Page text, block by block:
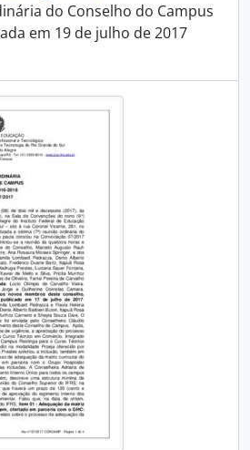
do Conselho do Campus
em 19 de julho de 2017